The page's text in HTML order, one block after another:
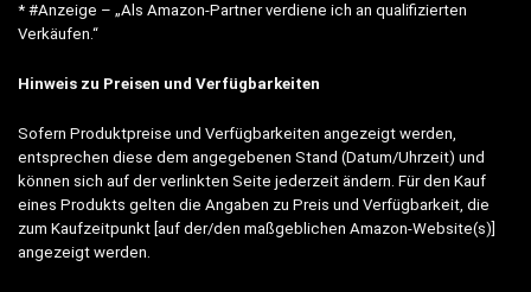
* #Anzeige – „Als Amazon-Partner verdiene ich an qualifizierten
Verkäufen.“
Hinweis zu Preisen und Verfügbarkeiten
Sofern Produktpreise und Verfügbarkeiten angezeigt werden,
entsprechen diese dem angegebenen Stand (Datum/Uhrzeit) und
können sich auf der verlinkten Seite jederzeit ändern. Für den Kauf
eines Produkts gelten die Angaben zu Preis und Verfügbarkeit, die
zum Kaufzeitpunkt [auf der/den maßgeblichen Amazon-Website(s)]
angezeigt werden.